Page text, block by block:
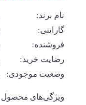
نام برند:
گارانتی:
فروشنده:
رضایت خرید:
وضعیت موجودی:
ویژگی‌های محصول